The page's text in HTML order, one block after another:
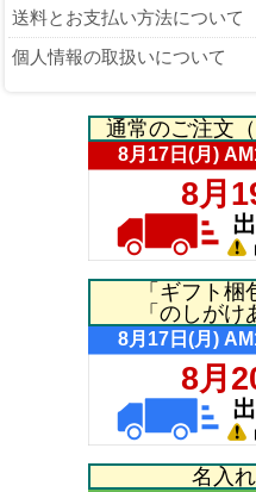
送料とお支払い方法について
個人情報の取扱いについて
通常のご注文
「ギフト
「のしが
名入